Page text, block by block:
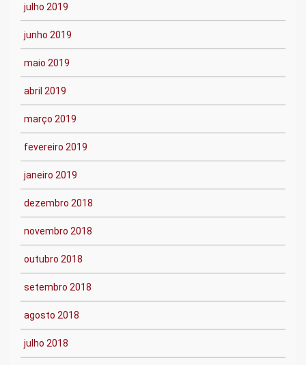
julho 2019
junho 2019
maio 2019
abril 2019
março 2019
fevereiro 2019
janeiro 2019
dezembro 2018
novembro 2018
outubro 2018
setembro 2018
agosto 2018
julho 2018